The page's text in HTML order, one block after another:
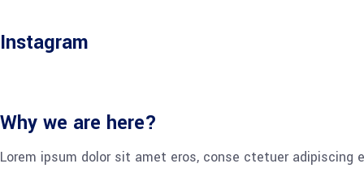
Instagram
Why we are here?
Lorem ipsum dolor sit amet eros, conse ctetuer adipiscing